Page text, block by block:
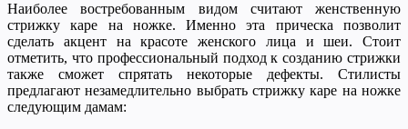
Наиболее востребованным видом считают женственную
стрижку каре на ножке. Именно эта прическа позволит
сделать акцент на красоте женского лица и шеи. Стоит
отметить, что профессиональный подход к созданию стрижки
также сможет спрятать некоторые дефекты. Стилисты
предлагают незамедлительно выбрать стрижку каре на ножке
следующим дамам: